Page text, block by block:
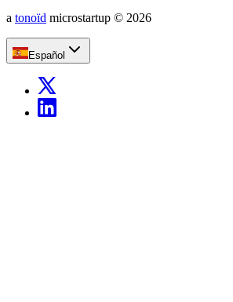
a tonoïd microstartup © 2026
Español